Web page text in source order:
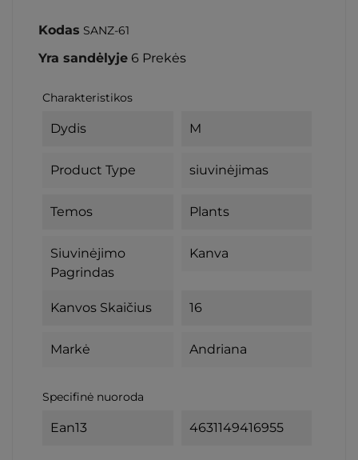
Kodas SANZ-61
Yra sandėlyje 6 Prekės
Charakteristikos
Dydis M
Product Type siuvinėjimas
Temos Plants
Siuvinėjimo
Pagrindas
Kanva
Kanvos Skaičius 16
Markė Andriana
Specifinė nuoroda
Ean13 4631149416955